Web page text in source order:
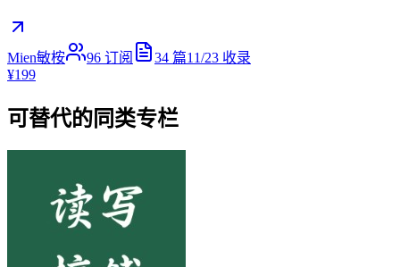
Mien敏桉 96 订阅 34 篇11/23 收录
¥199
可替代的同类专栏